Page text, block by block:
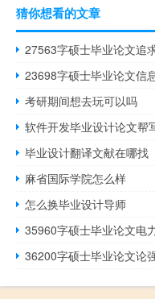
猜你想看的文章
27563字硕士毕业论文
考研期间想去玩可以吗
毕业设计翻译文献在哪找
麻省国际学院怎么样
怎么换毕业设计导师
36200字硕士毕业论文论